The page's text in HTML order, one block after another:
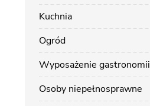
Kuchnia
Ogród
Wyposażenie gastronomii
Osoby niepełnosprawne